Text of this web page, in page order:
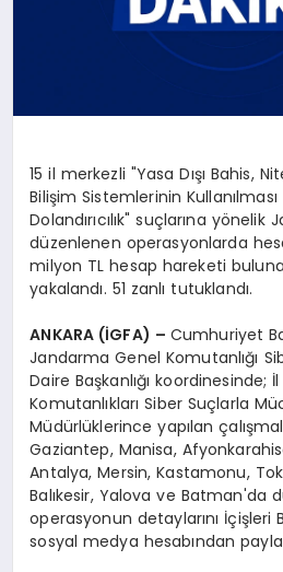
15 il merkezli "Yasa Dışı Bahis,
Bilişim Sistemlerinin
Dolandırıcılık" suçlarına
düzenlenen operasyonlarda
milyon TL hesap hareketi
yakalandı. 51 zanlı tutuklandı.
ANKARA (İGFA) – Cumhuriyet
Jandarma Genel Komutanlığı
Daire Başkanlığı koordinesinde;
Komutanlıkları Siber Suçlarla
Müdürlüklerince yapılan
Gaziantep, Manisa,
Antalya, Mersin, Kastamonu,
Balıkesir, Yalova ve Batman'da
operasyonun detaylarını İçişleri
sosyal medya hesabından